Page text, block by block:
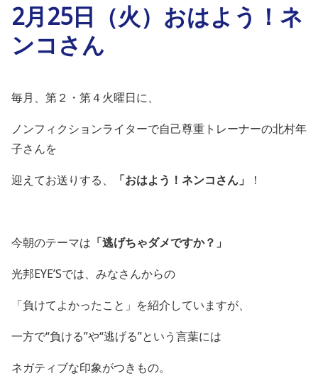
2月25日（火）おはよう！ネ
ンコさん
毎月、第２・第４火曜日に、
ノンフィクションライターで自己尊重トレーナーの北村年
子さんを
迎えてお送りする、
「おはよう！ネンコさん」 ！
今朝のテーマは 「逃げちゃダメですか？」
光邦EYE’Sでは、みなさんからの
「負けてよかったこと」を紹介していますが、
一方で“負ける”や“逃げる”という言葉には
ネガティブな印象がつきもの。